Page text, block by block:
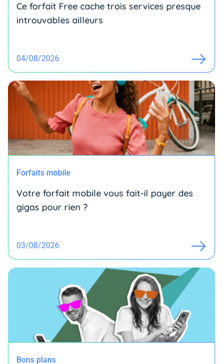
Ce forfait Free cache trois services presque
introuvables ailleurs
04/08/2026
Forfaits mobile
Votre forfait mobile vous fait-il payer des
gigas pour rien ?
03/08/2026
Bons plans